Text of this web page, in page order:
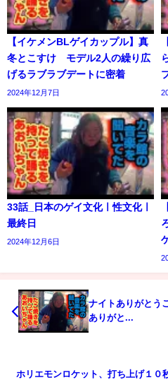
【イケメンBLゲイカップル】真
冬とこすけ モデル2人の繰り広
げるラブラブデートに密着
2024年12月7日
33話_日本のゲイ文化ㅣ性文化ㅣ
最終日
2024年12月6日
ナイトありがとう
ありがと...
ホリエモンロケット、打ち上げ１０